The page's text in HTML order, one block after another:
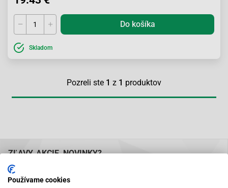
Do košíka
Skladom
Pozreli ste 1 z 1 produktov
ZĽAVY, AKCIE, NOVINKY?
Buďte prvý kto o nich vie. Zadajte svoj e-mail a nenechajte si ich
ujsť.
Používame cookies